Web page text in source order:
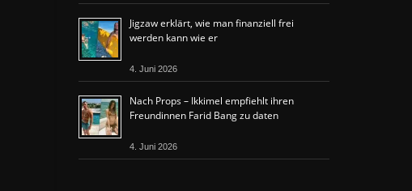
Jigzaw erklärt, wie man finanziell frei
werden kann wie er
4. Juni 2026
Nach Props – Ikkimel empfiehlt ihren
Freundinnen Farid Bang zu daten
4. Juni 2026